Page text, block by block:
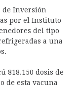
de Inversión
por el Instituto
del tipo
a una
818.150 dosis de
de esta vacuna